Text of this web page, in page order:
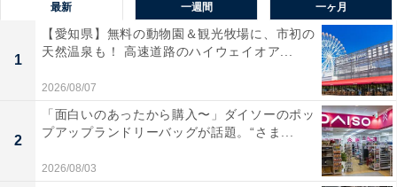
ランク上の音に変わると実感するユーザーが多いモデル
です。
振動対策への徹底したこだわりが「安定した再生品
質」につながっている
CDプレーヤーはディスクが回転するため、振動対策の優
劣が音質に直結します。本機は「ダイレクト・メカニカ
最新 一週間 一ヶ月
1
【愛知県】無料の動物園＆観光牧場に、市初の
天然温泉も！ 高速道路のハイウェイオア...
2026/08/07
2
「面白いのあったから購入〜」ダイソーのポッ
プアップランドリーバッグが話題。“さま...
2026/08/03